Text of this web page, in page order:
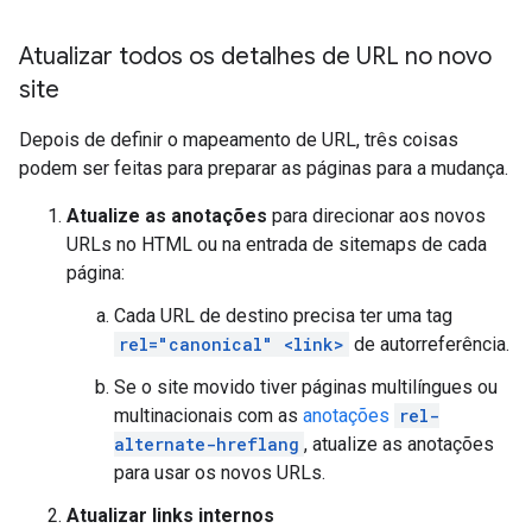
Atualizar todos os detalhes de URL no novo
site
Depois de definir o mapeamento de URL, três coisas
podem ser feitas para preparar as páginas para a mudança.
Atualize as anotações para direcionar aos novos
URLs no HTML ou na entrada de sitemaps de cada
página:
Cada URL de destino precisa ter uma tag
rel="canonical" <link> de autorreferência.
Se o site movido tiver páginas multilíngues ou
multinacionais com as anotações rel-
alternate-hreflang , atualize as anotações
para usar os novos URLs.
Atualizar links internos